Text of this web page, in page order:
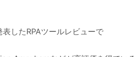
したRPAツールレビューで